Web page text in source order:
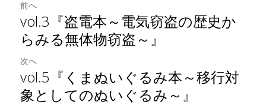
前へ
vol.3『盗電本～電気窃盗の歴史か
らみる無体物窃盗～』
次へ
vol.5『くまぬいぐるみ本～移行対
象としてのぬいぐるみ～』